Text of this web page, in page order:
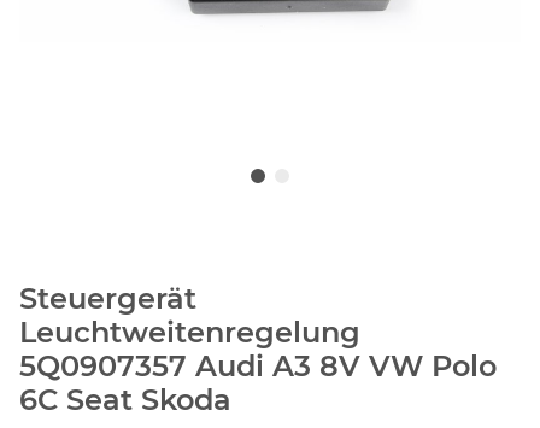
Steuergerät
Leuchtweitenregelung
5Q0907357 Audi A3 8V VW Polo
6C Seat Skoda